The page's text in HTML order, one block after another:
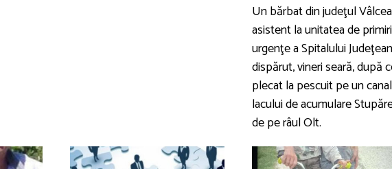
Un bărbat din judeţul
asistent la unitatea de primiri
urgenţe a Spitalului
dispărut, vineri seară, după
plecat la pescuit pe un
lacului de acumulare
de pe râul Olt.